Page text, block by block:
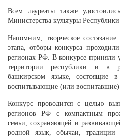
Всем лауреаты также
Министерства культуры
Напомним, творческое
этапа, отборы конкурса
регионах РФ. В конкурсе приняли
территории республики и в
башкирском языке, состоящие
воспитывающие (или
Конкурс проводится с целью
регионов РФ с компактным
семьи, сохраняющей и
родной язык, обычаи,